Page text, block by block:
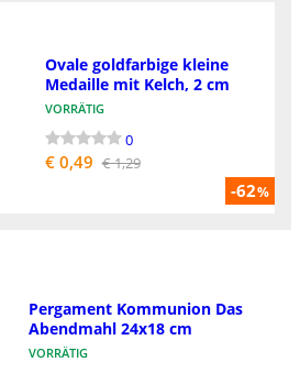
-62%
Ovale goldfarbige kleine
Medaille mit Kelch, 2 cm
VORRÄTIG
0
€ 0,49 € 1,29
Pergament Kommunion Das
Abendmahl 24x18 cm
VORRÄTIG